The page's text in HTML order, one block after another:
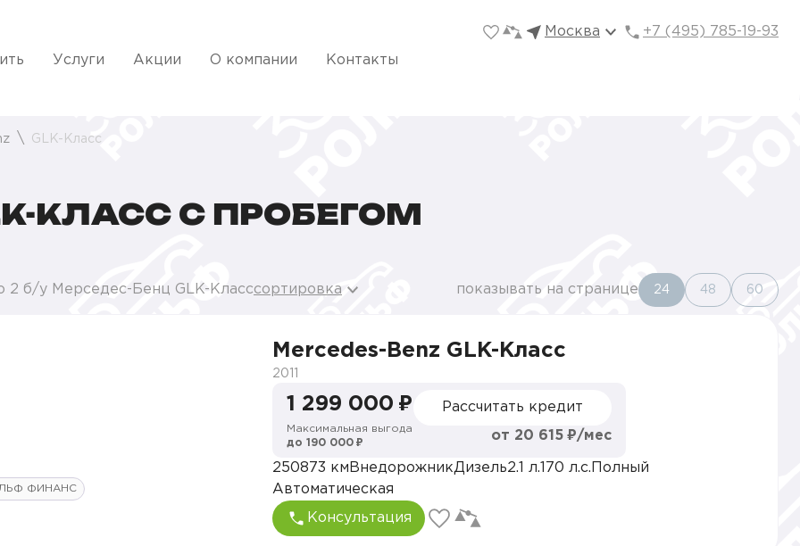
Москва +7 (495) 785-19-93
Услуги Акции О компании Контакты
GLK-Класс
КЛАСС С ПРОБЕГОМ
2 б/у Мерседес-Бенц GLK-Класссортировка показывать на странице 24 48 60
ФИНАНС
Mercedes-Benz GLK-Класс
2011
1 299 000 ₽
Максимальная выгода
до 190 000 ₽
Рассчитать кредит
от 20 615 ₽/мес
250873 км ВнедорожникДизель2.1 л. 170 л.с. Полный
Автоматическая
Консультация